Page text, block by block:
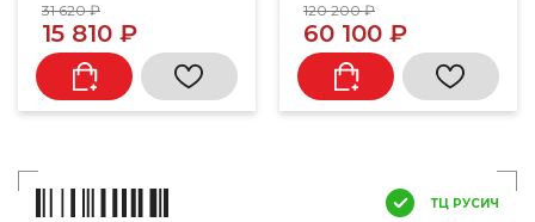
31 620 ₽
15 810 ₽
120 200 ₽
60 100 ₽
ТЦ РУСИЧ